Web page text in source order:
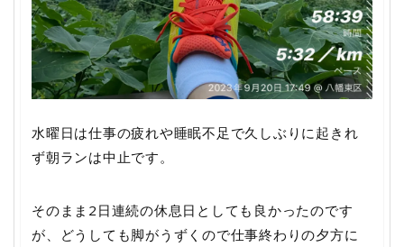
水曜日は仕事の疲れや睡眠不足で久しぶりに起きれ
ず朝ランは中止です。
そのまま2日連続の休息日としても良かったのです
が、どうしても脚がうずくので仕事終わりの夕方に